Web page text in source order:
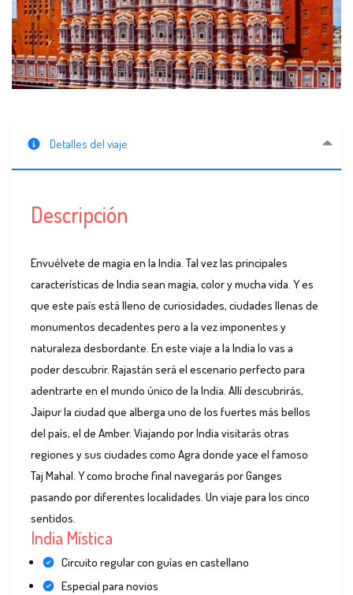
Detalles del viaje
Descripción
Envuélvete de magia en la India. Tal vez las principales
características de India sean magia, color y mucha vida. Y es
que este país está lleno de curiosidades, ciudades llenas de
monumentos decadentes pero a la vez imponentes y
naturaleza desbordante. En este viaje a la India lo vas a
poder descubrir. Rajastán será el escenario perfecto para
adentrarte en el mundo único de la India. Allí descubrirás,
Jaipur la ciudad que alberga uno de los fuertes más bellos
del país, el de Amber. Viajando por India visitarás otras
regiones y sus ciudades como Agra donde yace el famoso
Taj Mahal. Y como broche final navegarás por Ganges
pasando por diferentes localidades. Un viaje para los cinco
sentidos.
India Mística
Circuito regular con guías en castellano
Especial para novios